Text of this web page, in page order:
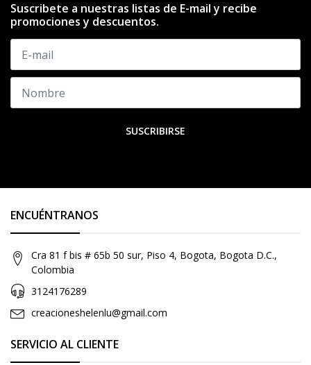
Suscribete a nuestras listas de E-mail y recibe
promociones y descuentos.
SUSCRIBIRSE
ENCUÉNTRANOS
Cra 81 f bis # 65b 50 sur, Piso 4, Bogota, Bogota D.C.,
Colombia
3124176289
creacioneshelenlu@gmail.com
SERVICIO AL CLIENTE